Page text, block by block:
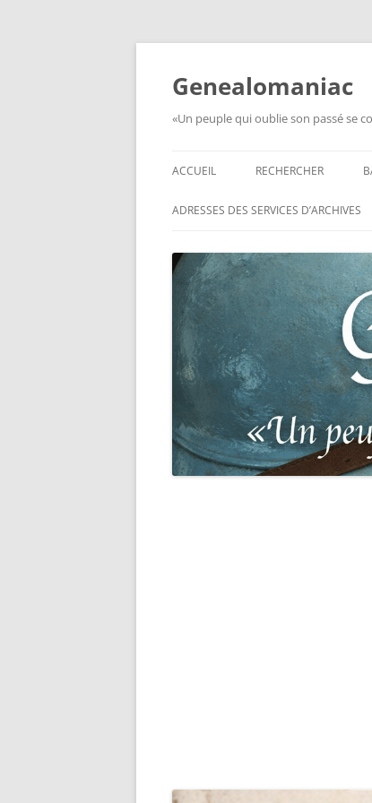
Aller
Genealomaniac
«Un peuple qui oublie son passé se
ACCUEIL RECHERCHER
RECHERCHER UN
RECHERCHER UNE
COMBATTANT
RECHERCHER UN
RECHERCHER UN
GUERRE
RECHERCHER UNE
PERSÉCUTIONS NAZIS
RECHERCHER UN
ADRESSES DES SERVICES D’ARCHIVES